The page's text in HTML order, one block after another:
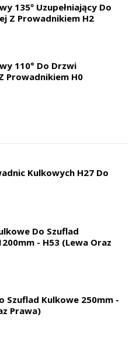
135º Uzupełniający Do
Z Prowadnikiem H2
110° Do Drzwi
Prowadnikiem H0
Kulkowych H27 Do
Do Szuflad
- H53 (lewa Oraz
Szuflad Kulkowe 250mm -
Prawa)